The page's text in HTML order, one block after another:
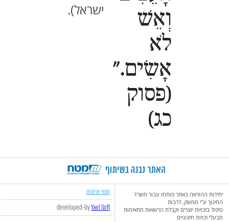
וְאֵשׁ
לֹא
אָשִׂים."
(פסוק
כג)
ישראל).
יחידות ההוראה באתר פותחו עבור משרד
החינוך ע"י ממשק, לרבות
טיפול בזכויות יוצרים וקבלת הרשאות מתאימות
מבעלי זכויות חיצוניים
תנאי שימוש
developed-byYael Soft